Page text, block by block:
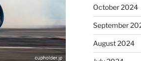
October 2024
September
August 2024